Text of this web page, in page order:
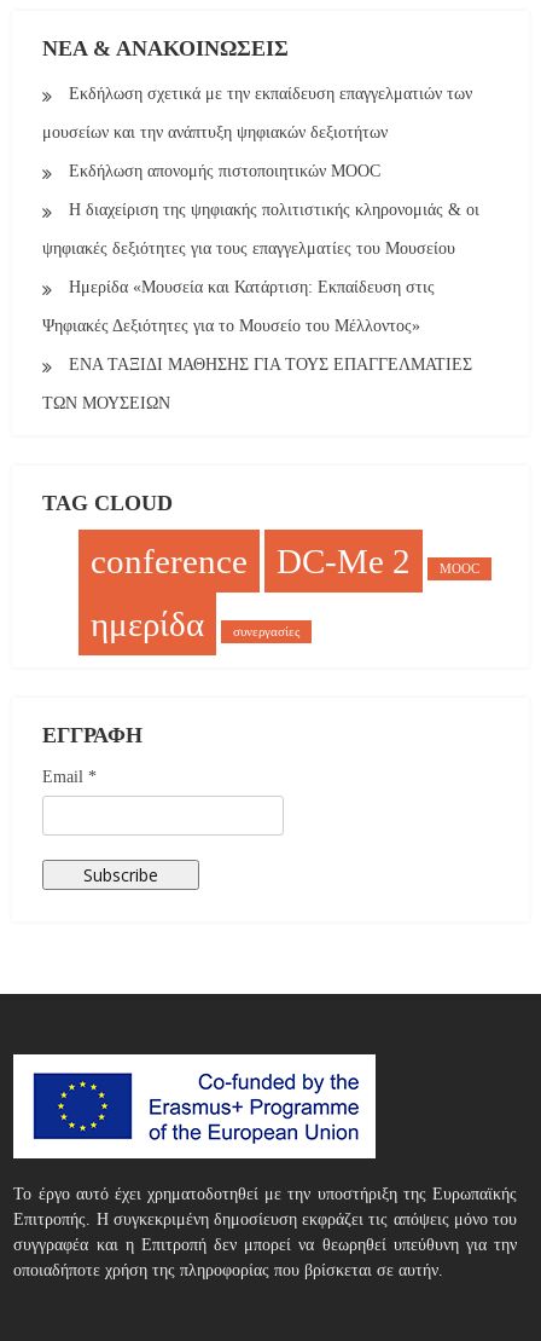
ΝΈΑ & ΑΝΑΚΟΙΝΏΣΕΙΣ
Eκδήλωση σχετικά με την εκπαίδευση επαγγελματιών των
μουσείων και την ανάπτυξη ψηφιακών δεξιοτήτων
Εκδήλωση απονομής πιστοποιητικών MOOC
Η διαχείριση της ψηφιακής πολιτιστικής κληρονομιάς & οι
ψηφιακές δεξιότητες για τους επαγγελματίες του Μουσείου
Ημερίδα «Μουσεία και Κατάρτιση: Εκπαίδευση στις
Ψηφιακές Δεξιότητες για το Μουσείο του Μέλλοντος»
ΕΝΑ ΤΑΞΙΔΙ ΜΑΘΗΣΗΣ ΓΙΑ ΤΟΥΣ ΕΠΑΓΓΕΛΜΑΤΙΕΣ
ΤΩΝ ΜΟΥΣΕΙΩΝ
TAG CLOUD
conference DC-Me 2 MOOC
ημερίδα συνεργασίες
ΕΓΓΡΑΦΉ
Email *
Το έργο αυτό έχει χρηματοδοτηθεί με την υποστήριξη της Ευρωπαϊκής
Επιτροπής. Η συγκεκριμένη δημοσίευση εκφράζει τις απόψεις μόνο του
συγγραφέα και η Επιτροπή δεν μπορεί να θεωρηθεί υπεύθυνη για την
οποιαδήποτε χρήση της πληροφορίας που βρίσκεται σε αυτήν.